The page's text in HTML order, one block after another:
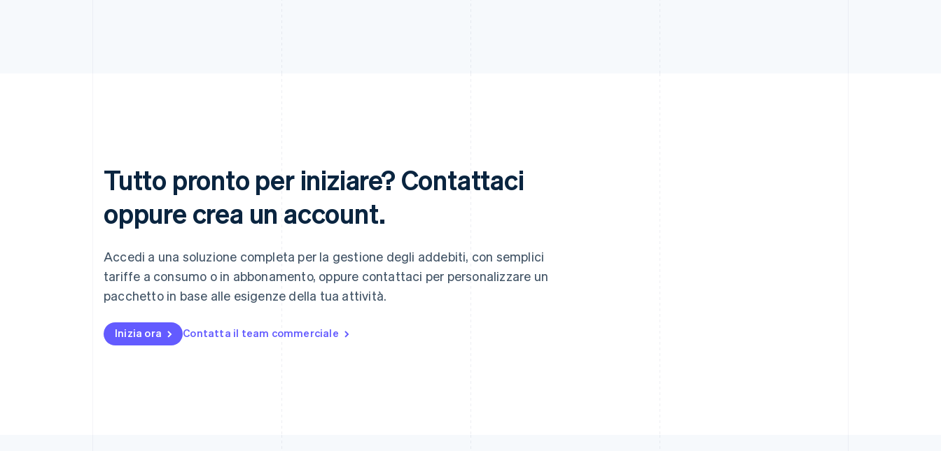
Tutto pronto per iniziare? Contattaci
oppure crea un account.
Accedi a una soluzione completa per la gestione degli addebiti, con semplici
tariffe a consumo o in abbonamento, oppure contattaci per personalizzare un
pacchetto in base alle esigenze della tua attività.
Inizia ora Contatta il team commerciale